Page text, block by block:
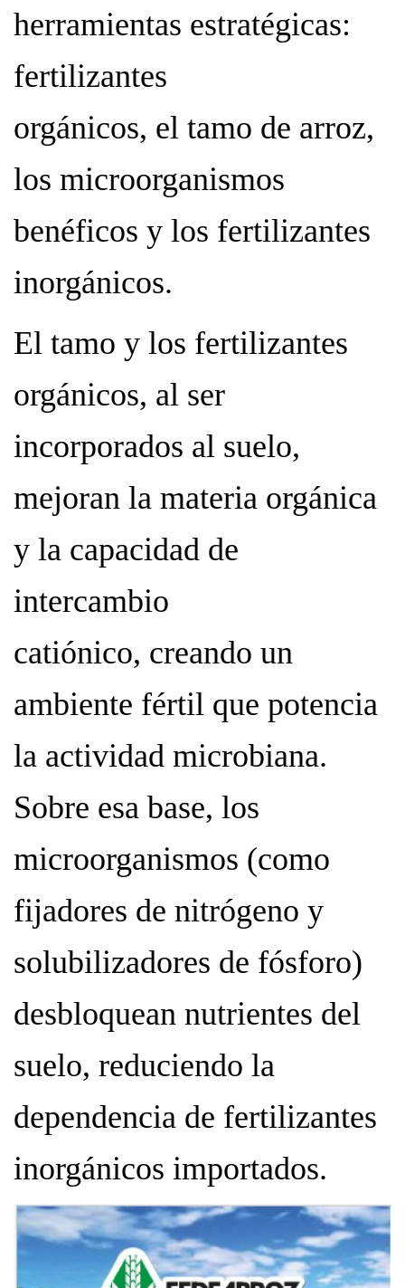
herramientas estratégicas:
fertilizantes
orgánicos, el tamo de arroz,
los microorganismos
benéficos y los fertilizantes
inorgánicos.
El tamo y los fertilizantes
orgánicos, al ser
incorporados al suelo,
mejoran la materia orgánica
y la capacidad de
intercambio
catiónico, creando un
ambiente fértil que potencia
la actividad microbiana.
Sobre esa base, los
microorganismos (como
fijadores de nitrógeno y
solubilizadores de fósforo)
desbloquean nutrientes del
suelo, reduciendo la
dependencia de fertilizantes
inorgánicos importados.